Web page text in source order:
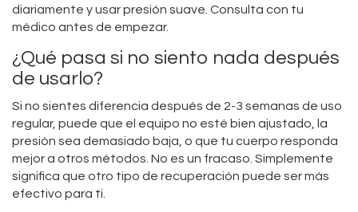
diariamente y usar presión suave. Consulta con tu
médico antes de empezar.
¿Qué pasa si no siento nada después
de usarlo?
Si no sientes diferencia después de 2-3 semanas de uso
regular, puede que el equipo no esté bien ajustado, la
presión sea demasiado baja, o que tu cuerpo responda
mejor a otros métodos. No es un fracaso. Simplemente
significa que otro tipo de recuperación puede ser más
efectivo para ti.